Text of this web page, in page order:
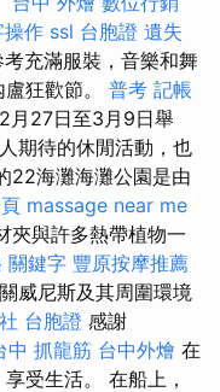
操作 ssl 台胞證 遺失
充滿服裝，音樂和舞
狂歡節。 普考 記帳
月27日至3月9日舉
期待的休閒活動，也
22海灘海灘公園是由
massage near me
夾與許多熱帶植物一
關鍵字 豐原按摩推薦
威尼斯及其周圍環境
台胞證 感謝
中 抓龍筋 台中外燴 在
受生活。 在船上，